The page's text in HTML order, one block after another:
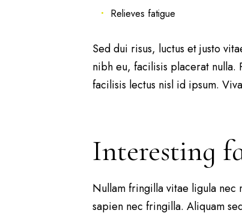
Relieves fatigue
Sed dui risus, luctus et justo
nibh eu, facilisis placerat nulla.
facilisis lectus nisl id ipsum.
Interesting
Nullam fringilla vitae ligula nec
sapien nec fringilla. Aliquam